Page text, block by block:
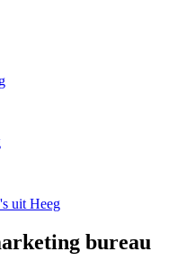
uit Heeg
bureau